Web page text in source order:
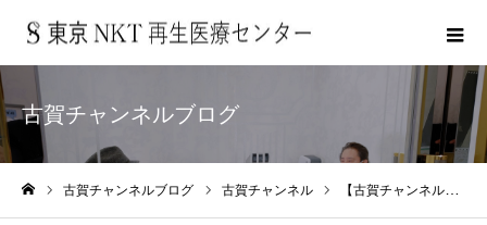
古賀チャンネルブログ
古賀チャンネルブログ 古賀チャンネル 【古賀チャンネル】特別編 片山晋呉さん江戸川病院 加藤正二郎院長を迎えて